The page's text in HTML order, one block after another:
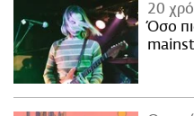
20
Όσο